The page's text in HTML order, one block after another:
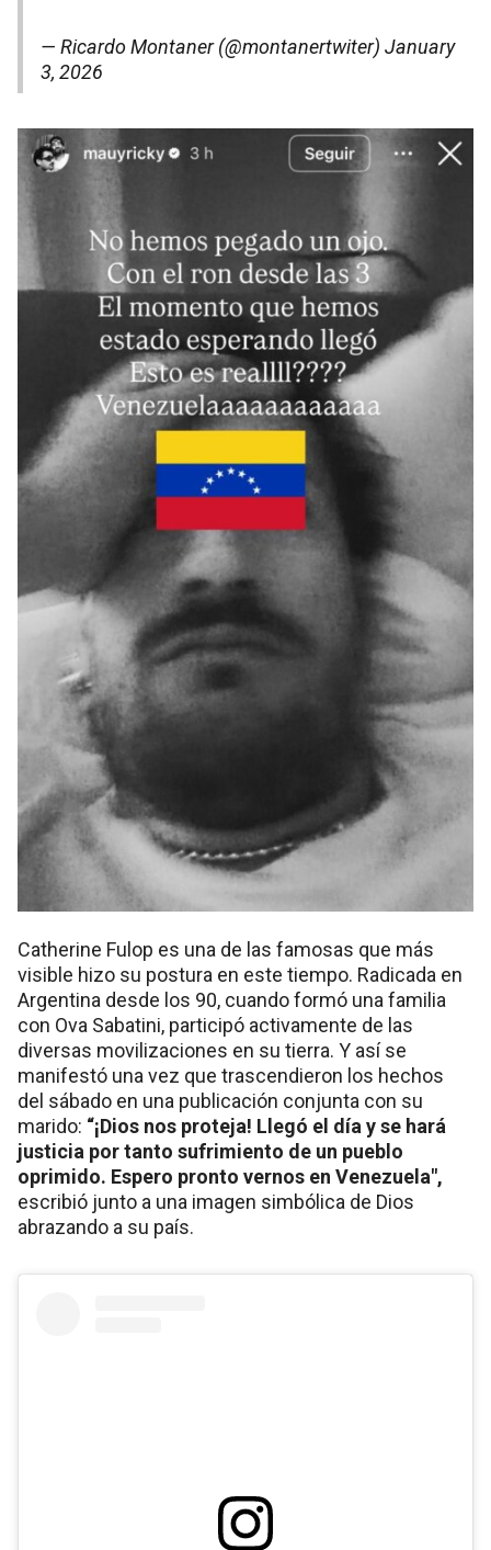
— Ricardo Montaner (@montanertwiter) January
3, 2026
Catherine Fulop es una de las famosas que más
visible hizo su postura en este tiempo. Radicada en
Argentina desde los 90, cuando formó una familia
con Ova Sabatini, participó activamente de las
diversas movilizaciones en su tierra. Y así se
manifestó una vez que trascendieron los hechos
del sábado en una publicación conjunta con su
marido: “¡Dios nos proteja! Llegó el día y se hará
justicia por tanto sufrimiento de un pueblo
oprimido. Espero pronto vernos en Venezuela",
escribió junto a una imagen simbólica de Dios
abrazando a su país.